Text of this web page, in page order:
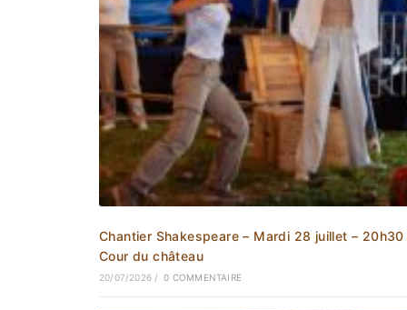
Chantier Shakespeare – Mardi 28 juillet – 20h30
Cour du château
20/07/2026 / 0 COMMENTAIRE